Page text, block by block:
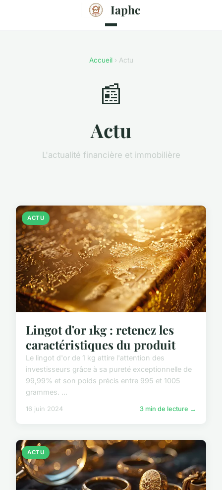
Iaphc
Accueil› Actu
📰
Actu
L'actualité financière et immobilière
ACTU
Lingot d'or 1kg : retenez les
caractéristiques du produit
Le lingot d'or de 1 kg attire l'attention des
investisseurs grâce à sa pureté exceptionnelle de
99,99% et son poids précis entre 995 et 1005
grammes. ...
16 juin 2024 3 min de lecture →
ACTU